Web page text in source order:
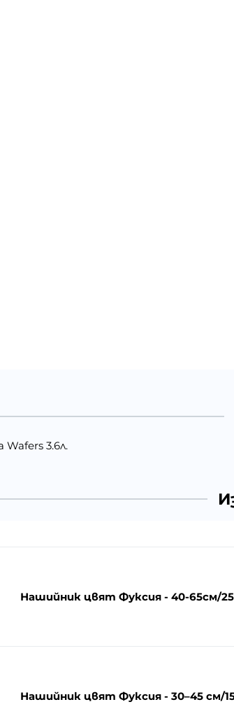
Wafers 3.6л.
Нашийник цвят Фуксия - 40-65см/
Нашийник цвят Фуксия - 30–45 cм/